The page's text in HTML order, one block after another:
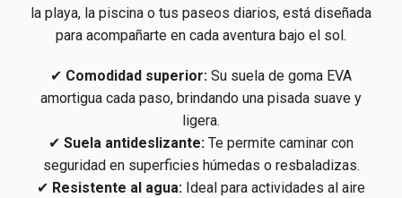
la playa, la piscina o tus paseos diarios, está diseñada
para acompañarte en cada aventura bajo el sol.
✔ Comodidad superior: Su suela de goma EVA
amortigua cada paso, brindando una pisada suave y
ligera.
✔ Suela antideslizante: Te permite caminar con
seguridad en superficies húmedas o resbaladizas.
✔ Resistente al agua: Ideal para actividades al aire